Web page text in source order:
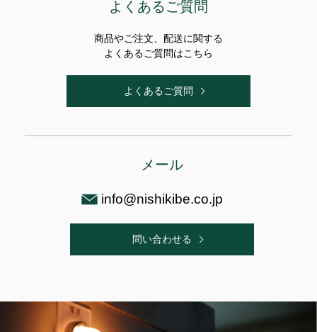
よくあるご質問
商品やご注文、配送に関する
よくあるご質問はこちら
よくあるご質問
メール
info@nishikibe.co.jp
問い合わせる